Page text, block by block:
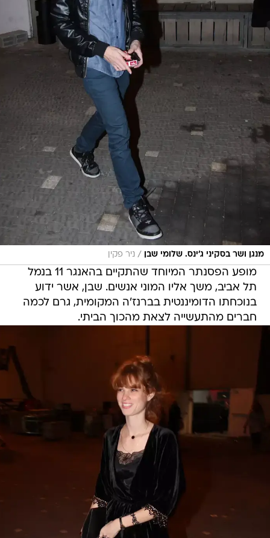
מנגן ושר בסקיני ג'ינס. שלומי שבן / ניר פקין
מופע הפסנתר המיוחד שהתקיים בהאנגר 11 בנמל
תל אביב, משך אליו המוני אנשים. שבן, אשר ידוע
בנוכחתו הדומיננטית בברנז'ה המקומית, גרם לכמה
חברים מהתעשייה לצאת מהכוך הביתי.